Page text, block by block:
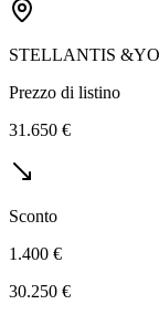
STELLANTIS
Prezzo di listino
31.650 €
Sconto
1.400 €
30.250 €